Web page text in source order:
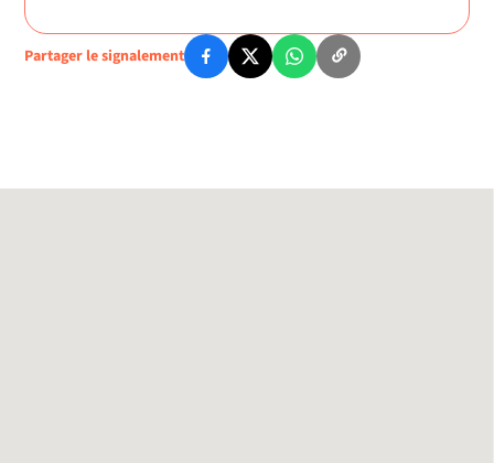
Partager le signalement